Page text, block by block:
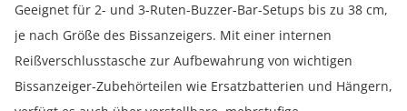
Geeignet für 2- und 3-Ruten-Buzzer-Bar-Setups bis zu 38 cm,
je nach Größe des Bissanzeigers. Mit einer internen
Reißverschlusstasche zur Aufbewahrung von wichtigen
Bissanzeiger-Zubehörteilen wie Ersatzbatterien und Hängern,